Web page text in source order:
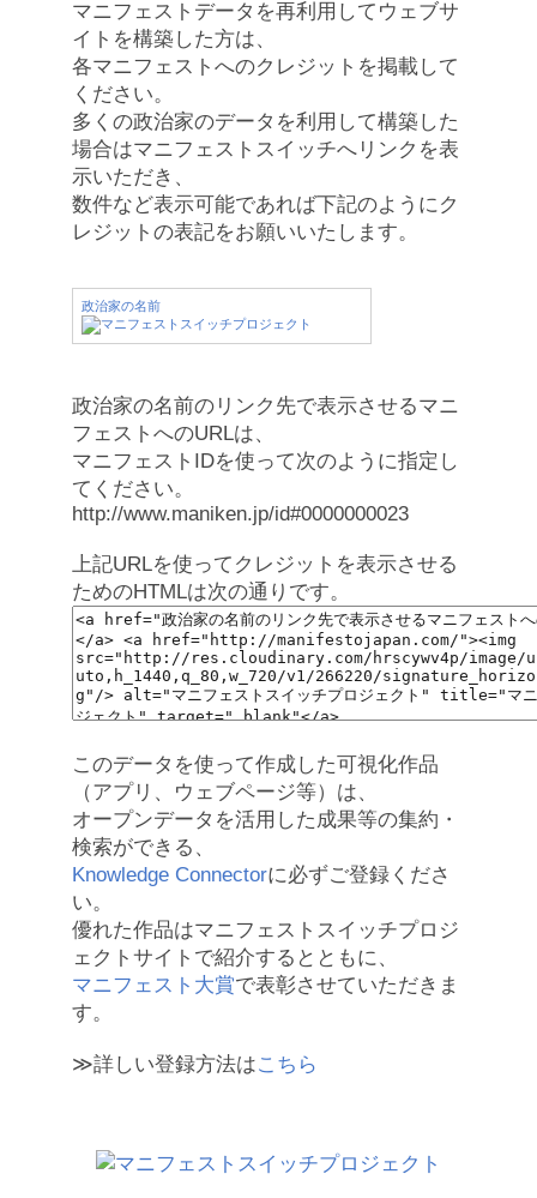
マニフェストデータを再利用してウェブサ
イトを構築した方は、
各マニフェストへのクレジットを掲載して
ください。
多くの政治家のデータを利用して構築した
場合はマニフェストスイッチへリンクを表
示いただき、
数件など表示可能であれば下記のようにク
レジットの表記をお願いいたします。
政治家の名前
政治家の名前のリンク先で表示させるマニ
フェストへのURLは、
マニフェストIDを使って次のように指定し
てください。
http://www.maniken.jp/id#0000000023
上記URLを使ってクレジットを表示させる
ためのHTMLは次の通りです。
このデータを使って作成した可視化作品
（アプリ、ウェブページ等）は、
オープンデータを活用した成果等の集約・
検索ができる、
Knowledge Connectorに必ずご登録くださ
い。
優れた作品はマニフェストスイッチプロジ
ェクトサイトで紹介するとともに、
マニフェスト大賞で表彰させていただきま
す。
≫詳しい登録方法はこちら